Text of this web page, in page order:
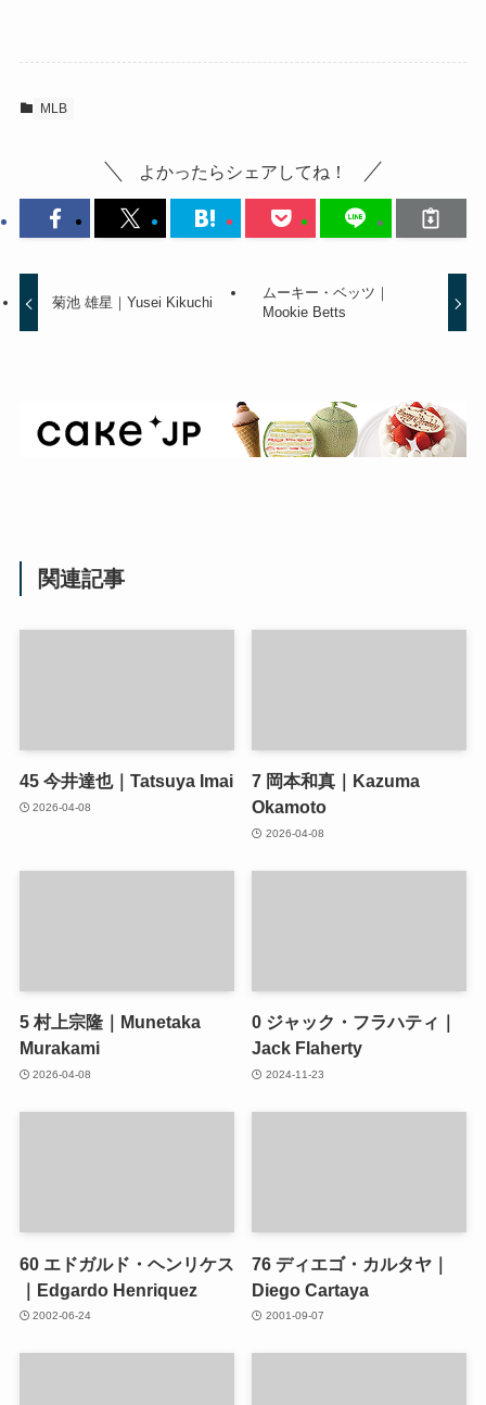
MLB
よかったらシェアしてね！
菊池 雄星｜Yusei Kikuchi
ムーキー・ベッツ｜
Mookie Betts
関連記事
45今井達也｜Tatsuya Imai
2026-04-08
7 岡本和真｜Kazuma
Okamoto
2026-04-08
5村上宗隆｜Munetaka
Murakami
2026-04-08
0 ジャック・フラハティ｜
Jack Flaherty
2024-11-23
60エドガルド・ヘンリケス
｜Edgardo Henriquez
2002-06-24
76 ディエゴ・カルタヤ｜
Diego Cartaya
2001-09-07